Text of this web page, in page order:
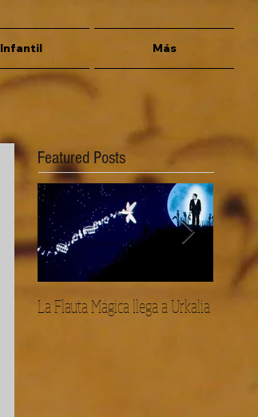
Infantil Más
Featured Posts
La Flauta Mágica llega a Urkalia